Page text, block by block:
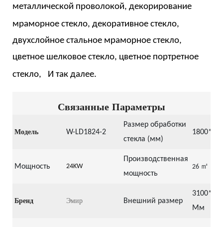
металлической проволокой, декорирование
мраморное стекло,декоративное стекло,
двухслойное стальное мраморное стекло,
цветное шелковое стекло, цветное портретное
стекло,
И так далее.
Связанные Параметры
Модель W-LD1824-2
Размер обработки
стекла (мм)
Мощность 24KW
Производственная
мощность
26 ㎡
Бренд Эмир Внешний размер
Мм